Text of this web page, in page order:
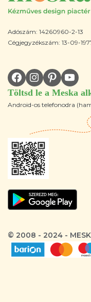
Adószám: 14260960-2-13
Cégjegyzékszám: 13-09-
Töltsd le a Meska
Android-os telefonodra
© 2008 - 2024 -